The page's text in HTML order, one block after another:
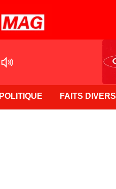
POLITIQUE FAITS DIVERS